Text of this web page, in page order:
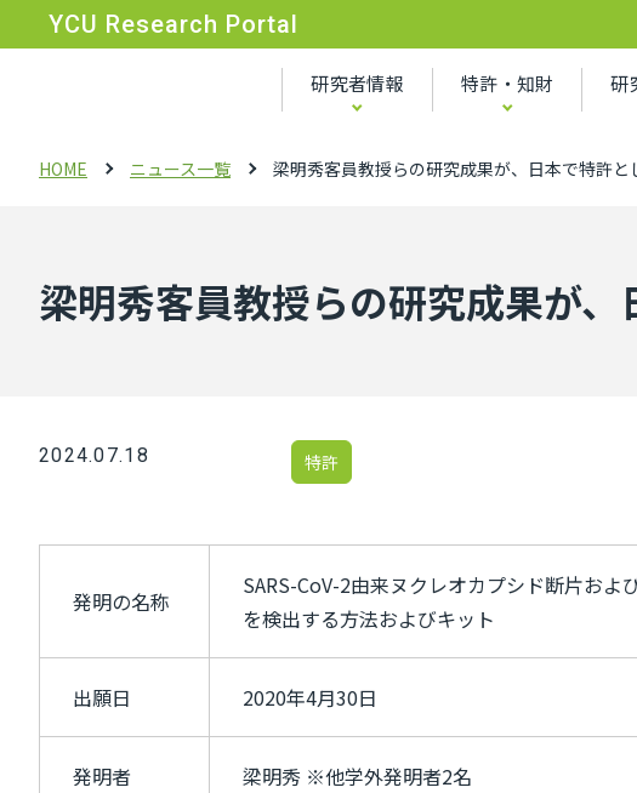
YCU Research Portal
研究者情報 特許・知財 研
HOME ニュース一覧 梁明秀客員教授らの研究成果が、日本で特許と
梁明秀客員教授らの研究成果が、
特許
2024.07.18
発明の名称
SARS-CoV-2由来ヌクレオカプシド断片およ
を検出する方法およびキット
出願日 2020年4月30日
発明者 梁明秀 ※他学外発明者2名